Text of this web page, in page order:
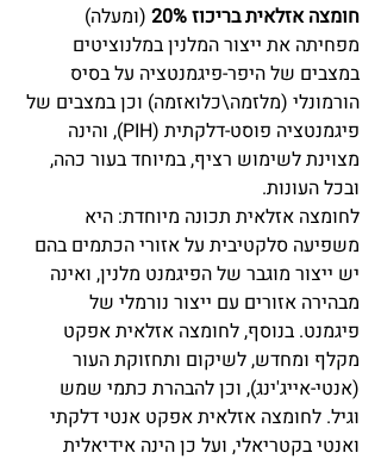
חומצה אזלאית בריכוז 20%
(ומעלה)
מפחיתה את ייצור המלנין במלנוציטים
במצבים של היפר-פיגמנטציה על בסיס
הורמונלי (מלזמה\כלואזמה) וכן במצבים של
פיגמנטציה פוסט-דלקתית
(PIH), והינה
מצוינת לשימוש רציף, במיוחד בעור כהה,
ובכל העונות.
לחומצה אזלאית תכונה מיוחדת: היא
משפיעה סלקטיבית על אזורי הכתמים בהם
יש ייצור מוגבר של הפיגמנט מלנין, ואינה
מבהירה אזורים עם ייצור נורמלי של
פיגמנט. בנוסף, לחומצה אזלאית אפקט
מקלף ומחדש, לשיקום ותחזוקת העור
(אנטי-אייג'ינג), וכן להבהרת כתמי שמש
וגיל. לחומצה אזלאית אפקט אנטי דלקתי
ואנטי בקטריאלי, ועל כן הינה אידיאלית